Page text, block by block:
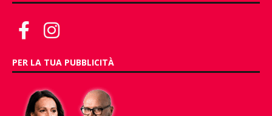
PER LA TUA PUBBLICITÀ